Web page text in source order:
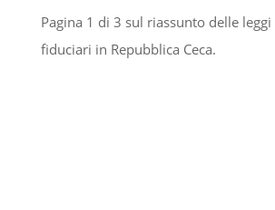
Pagina 1 di 3 sul riassunto delle
fiduciari in Repubblica Ceca.